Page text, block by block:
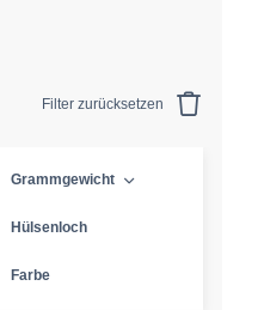
Filter zurücksetzen
Grammgewicht
Hülsenloch
Farbe